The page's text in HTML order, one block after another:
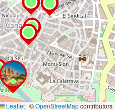
Leaflet | ©OpenStreetMapcontributors